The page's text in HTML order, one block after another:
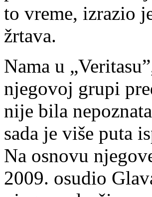
to vreme, izrazio
žrtava.
Nama u
njegovoj grupi
nije bila
sada je više puta
Na osnovu
2009. osudio